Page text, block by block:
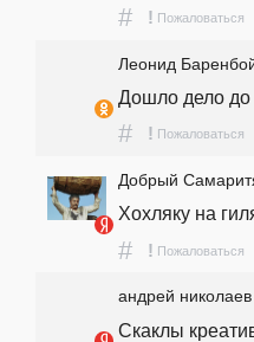
# ! Пожаловаться
Леонид
Дошло дело до
# ! Пожаловаться
Добрый
Хохляку на
# ! Пожаловаться
андpeй николаев
Скаклы